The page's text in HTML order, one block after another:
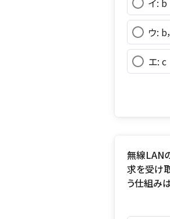
イ: b
ウ: b
エ: c
無線LAN
求を受け
う仕組み